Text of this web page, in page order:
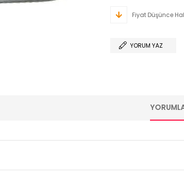
Fiyat Düşünce
YORUM YAZ